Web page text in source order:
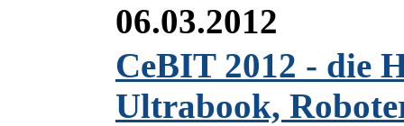
06.03.2012
CeBIT 2012 - die
Ultrabook,